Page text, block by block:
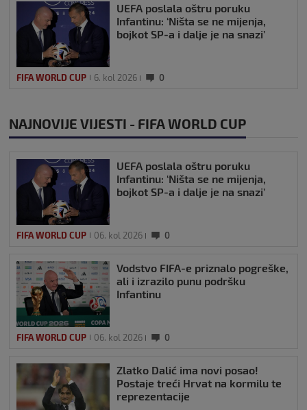
UEFA poslala oštru poruku
Infantinu: ‘Ništa se ne mijenja,
bojkot SP-a i dalje je na snazi’
FIFA WORLD CUP 6. kol 2026 0
NAJNOVIJE VIJESTI - FIFA WORLD CUP
UEFA poslala oštru poruku
Infantinu: ‘Ništa se ne mijenja,
bojkot SP-a i dalje je na snazi’
FIFA WORLD CUP 06. kol 2026 0
Vodstvo FIFA-e priznalo pogreške,
ali i izrazilo punu podršku
Infantinu
FIFA WORLD CUP 06. kol 2026 0
Zlatko Dalić ima novi posao!
Postaje treći Hrvat na kormilu te
reprezentacije